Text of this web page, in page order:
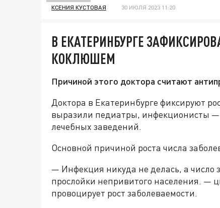
КСЕНИЯ КУСТОВАЯ 30 ИЮЛЯ 2023 11:20
В ЕКАТЕРИНБУРГЕ
КОКЛЮШЕМ
Причиной этого доктора считают
Доктора в Екатеринбурге фиксируют
выразили педиатры, инфекционисты —
лечебных заведений.
Основной причиной роста числа
— Инфекция никуда не делась, а число
прослойки непривитого населения. —
провоцирует рост заболеваемости.